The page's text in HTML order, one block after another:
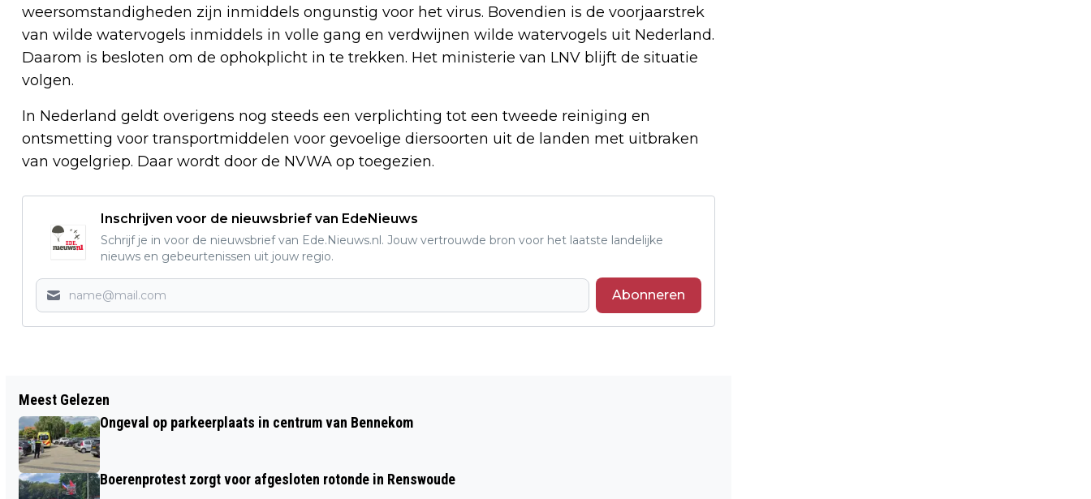
weersomstandigheden zijn inmiddels ongunstig voor het virus. Bovendien is de voorjaarstrek
van wilde watervogels inmiddels in volle gang en verdwijnen wilde watervogels uit Nederland.
Daarom is besloten om de ophokplicht in te trekken. Het ministerie van LNV blijft de situatie
volgen.
In Nederland geldt overigens nog steeds een verplichting tot een tweede reiniging en
ontsmetting voor transportmiddelen voor gevoelige diersoorten uit de landen met uitbraken
van vogelgriep. Daar wordt door de NVWA op toegezien.
Inschrijven voor de nieuwsbrief van EdeNieuws
Schrijf je in voor de nieuwsbrief van Ede.Nieuws.nl. Jouw vertrouwde bron voor het laatste landelijke
nieuws en gebeurtenissen uit jouw regio.
Abonneren
GEMEENTE EDE ONDERZOEKT
MAATREGELEN TEGEN DE
ZATERDAGDRUKTE IN HET CENTRUM
VAN EDE
NEDERLAND STIJGT MET 145 TOT 4711
Meest Gelezen
Ongeval op parkeerplaats in centrum van Bennekom
Boerenprotest zorgt voor afgesloten rotonde in Renswoude